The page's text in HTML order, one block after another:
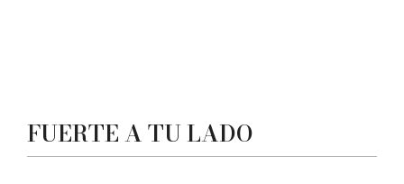
FUERTE A TU LADO